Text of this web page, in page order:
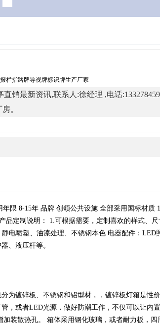
栏指路牌导视牌标识牌生产厂家
最新资讯,联系人:徐经理 ,电话
。
限 8-15年 品牌 创领公共设施 全部采用国标材质
定制说明： 1.可根据需要，定制喜欢的样式、
电喷塑、油漆处理、不锈钢本色 电器配件：LED
、液压杆等。
为镀锌板、不锈钢和铝型材，，镀锌板灯箱是性
，或者LED光源，做好防潮工作，不仅可以让内
装散热孔。 箱体采用钢化玻璃，或者耐力板，